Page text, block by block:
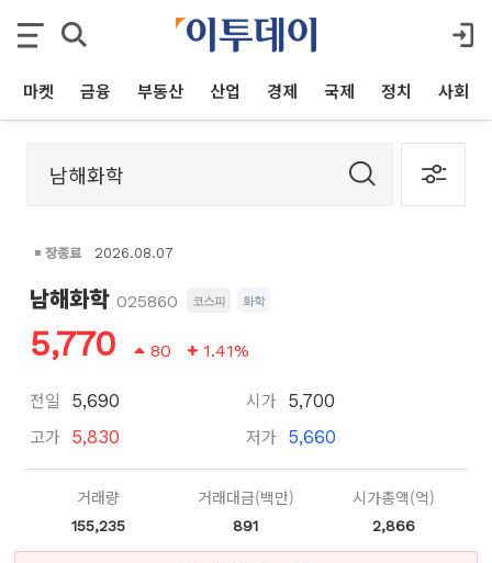
마켓 금융 부동산 산업 경제 국제 정치 사회
장종료 2026.08.07
남해화학 025860 코스피 화학
5,770 80 1.41%
전일 5,690
고가 5,830
시가 5,700
저가 5,660
거래량
155,235
거래대금(백만)
891
시가총액(억)
2,866